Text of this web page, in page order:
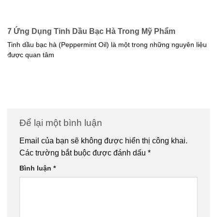
7 Ứng Dụng Tinh Dầu Bạc Hà Trong Mỹ Phẩm
Tinh dầu bạc hà (Peppermint Oil) là một trong những nguyên liệu
được quan tâm
Để lại một bình luận
Email của bạn sẽ không được hiển thị công khai.
Các trường bắt buộc được đánh dấu *
Bình luận *